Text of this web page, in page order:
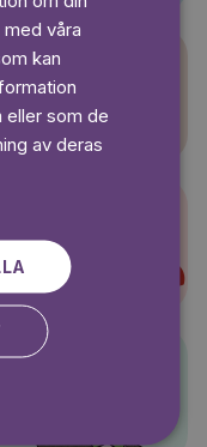
våra
kan
eller som de
av deras